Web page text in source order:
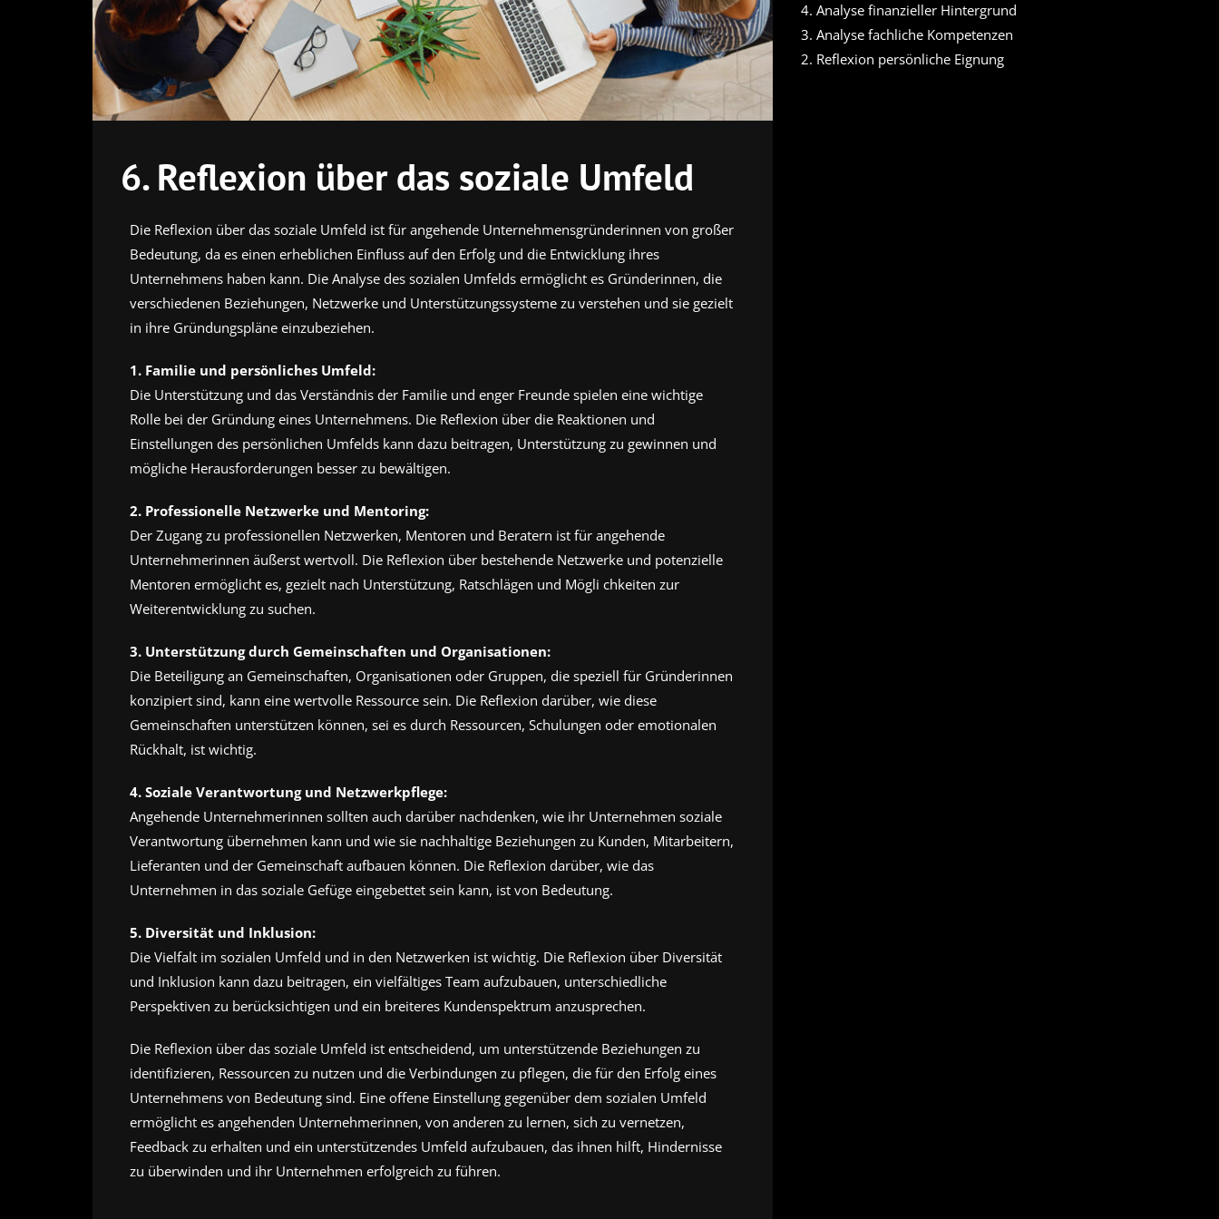
6. Reflexion über das soziale Umfeld
Die Reflexion über das soziale Umfeld ist für angehende Unternehmensgründerinnen von großer
Bedeutung, da es einen erheblichen Einfluss auf den Erfolg und die Entwicklung ihres
Unternehmens haben kann. Die Analyse des sozialen Umfelds ermöglicht es Gründerinnen, die
verschiedenen Beziehungen, Netzwerke und Unterstützungssysteme zu verstehen und sie gezielt
in ihre Gründungspläne einzubeziehen.
1. Familie und persönliches Umfeld:
Die Unterstützung und das Verständnis der Familie und enger Freunde spielen eine wichtige
Rolle bei der Gründung eines Unternehmens. Die Reflexion über die Reaktionen und
Einstellungen des persönlichen Umfelds kann dazu beitragen, Unterstützung zu gewinnen und
mögliche Herausforderungen besser zu bewältigen.
2. Professionelle Netzwerke und Mentoring:
Der Zugang zu professionellen Netzwerken, Mentoren und Beratern ist für angehende
Unternehmerinnen äußerst wertvoll. Die Reflexion über bestehende Netzwerke und potenzielle
Mentoren ermöglicht es, gezielt nach Unterstützung, Ratschlägen und Mögli chkeiten zur
Weiterentwicklung zu suchen.
3. Unterstützung durch Gemeinschaften und Organisationen:
Die Beteiligung an Gemeinschaften, Organisationen oder Gruppen, die speziell für Gründerinnen
konzipiert sind, kann eine wertvolle Ressource sein. Die Reflexion darüber, wie diese
Gemeinschaften unterstützen können, sei es durch Ressourcen, Schulungen oder emotionalen
Rückhalt, ist wichtig.
4. Soziale Verantwortung und Netzwerkpflege:
Angehende Unternehmerinnen sollten auch darüber nachdenken, wie ihr Unternehmen soziale
Verantwortung übernehmen kann und wie sie nachhaltige Beziehungen zu Kunden, Mitarbeitern,
Lieferanten und der Gemeinschaft aufbauen können. Die Reflexion darüber, wie das
Unternehmen in das soziale Gefüge eingebettet sein kann, ist von Bedeutung.
5. Diversität und Inklusion:
Die Vielfalt im sozialen Umfeld und in den Netzwerken ist wichtig. Die Reflexion über Diversität
und Inklusion kann dazu beitragen, ein vielfältiges Team aufzubauen, unterschiedliche
Perspektiven zu berücksichtigen und ein breiteres Kundenspektrum anzusprechen.
Die Reflexion über das soziale Umfeld ist entscheidend, um unterstützende Beziehungen zu
identifizieren, Ressourcen zu nutzen und die Verbindungen zu pflegen, die für den Erfolg eines
Unternehmens von Bedeutung sind. Eine offene Einstellung gegenüber dem sozialen Umfeld
ermöglicht es angehenden Unternehmerinnen, von anderen zu lernen, sich zu vernetzen,
Feedback zu erhalten und ein unterstützendes Umfeld aufzubauen, das ihnen hilft, Hindernisse
zu überwinden und ihr Unternehmen erfolgreich zu führen.
4. Analyse finanzieller Hintergrund
3. Analyse fachliche Kompetenzen
2. Reflexion persönliche Eignung